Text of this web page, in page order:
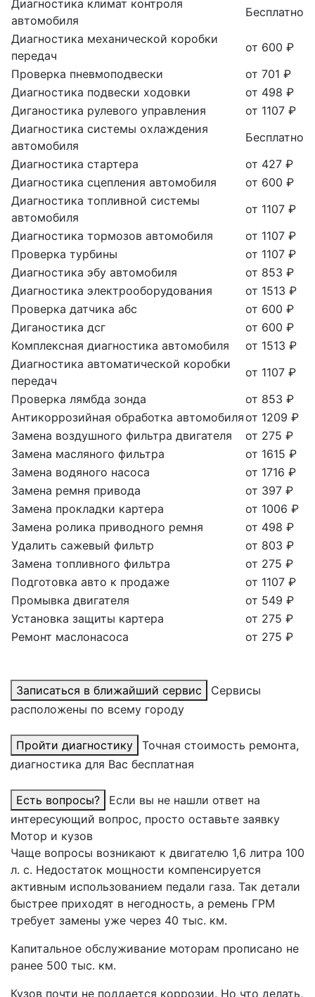
Диагностика климат контроля
автомобиля
Бесплатно
Диагностика механической коробки
передач
от 600 ₽
Проверка пневмоподвески
от 701 ₽
Диагностика подвески ходовки
от 498 ₽
Диганостика рулевого управления
от 1107 ₽
Диагностика системы охлаждения
автомобиля
Бесплатно
Диагностика стартера
от 427 ₽
Диагностика сцепления автомобиля
от 600 ₽
Диагностика топливной системы
автомобиля
от 1107 ₽
Диагностика тормозов автомобиля
от 1107 ₽
Проверка турбины
от 1107 ₽
Диагностика эбу автомобиля
от 853 ₽
Диагностика электрооборудования
от 1513 ₽
Проверка датчика абс
от 600 ₽
Диганостика дсг
от 600 ₽
Комплексная диагностика автомобиля
от 1513 ₽
Диагностика автоматической коробки
передач
от 1107 ₽
Проверка лямбда зонда
от 853 ₽
Антикоррозийная обработка автомобиляот 1209 ₽
Замена воздушного фильтра двигателя
от 275 ₽
Замена масляного фильтра
от 1615 ₽
Замена водяного насоса
от 1716 ₽
Замена ремня привода
от 397 ₽
Замена прокладки картера
от 1006 ₽
Замена ролика приводного ремня
от 498 ₽
Удалить сажевый фильтр
от 803 ₽
Замена топливного фильтра
от 275 ₽
Подготовка авто к продаже
от 1107 ₽
Промывка двигателя
от 549 ₽
Установка защиты картера
от 275 ₽
Ремонт маслонасоса
от 275 ₽
Записаться в ближайший сервис
Сервисы
расположены по всему городу
Пройти диагностику
Точная стоимость ремонта,
диагностика для Вас бесплатная
Есть вопросы?
Если вы не нашли ответ на
интересующий вопрос, просто оставьте заявку
Мотор и кузов
Чаще вопросы возникают к двигателю 1,6 литра 100
л. с. Недостаток мощности компенсируется
активным использованием педали газа. Так детали
быстрее приходят в негодность, а ремень ГРМ
требует замены уже через 40 тыс. км.
Капитальное обслуживание моторам прописано не
ранее 500 тыс. км.
Кузов почти не поддается коррозии. Но что делать,